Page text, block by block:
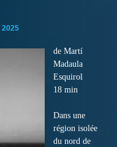
2025
de Martí
Madaula
Esquirol
18 min
Dans une
région isolée
du nord de